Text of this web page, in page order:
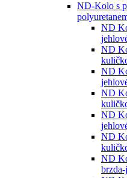
ND-Kolo s
ND
ND
ND
ND
ND
ND
ND
brzda-